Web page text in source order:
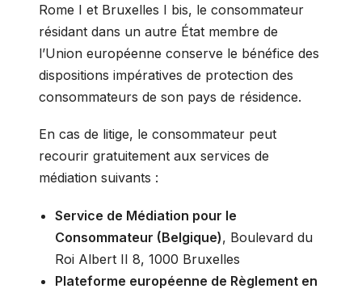
Rome I et Bruxelles I bis, le consommateur
résidant dans un autre État membre de
l’Union européenne conserve le bénéfice des
dispositions impératives de protection des
consommateurs de son pays de résidence.
En cas de litige, le consommateur peut
recourir gratuitement aux services de
médiation suivants :
Service de Médiation pour le
Consommateur (Belgique), Boulevard du
Roi Albert II 8, 1000 Bruxelles
Plateforme européenne de Règlement en